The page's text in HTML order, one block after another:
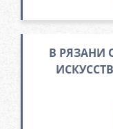
В РЯЗАНИ